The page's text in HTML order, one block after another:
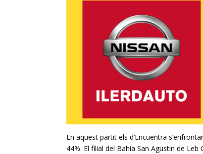
En aquest partit els d’Encuentra
44%. El filial del Bahía SanAgustin de Leb